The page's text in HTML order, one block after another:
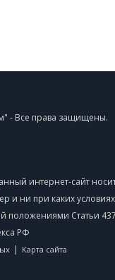
- Все права защищены.
интернет-сайт
и ни при каких
положениями Статьи
РФ
| Карта сайта